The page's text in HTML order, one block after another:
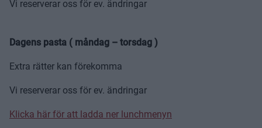
Vi reserverar oss för ev. ändringar
Dagens pasta ( måndag – torsdag )
Extra rätter kan förekomma
Vi reserverar oss för ev. ändringar
Klicka här för att ladda ner lunchmenyn